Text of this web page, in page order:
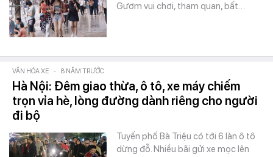
Gươm vui chơi, tham quan, bất…
VĂN HÓA XE - 8 NĂM TRƯỚC
Hà Nội: Đêm giao thừa, ô tô, xe máy chiếm
trọn vỉa hè, lòng đường dành riêng cho người
đi bộ
Tuyến phố Bà Triệu có tới 6 làn ô tô
dừng đỗ. Nhiều bãi gửi xe mọc lên